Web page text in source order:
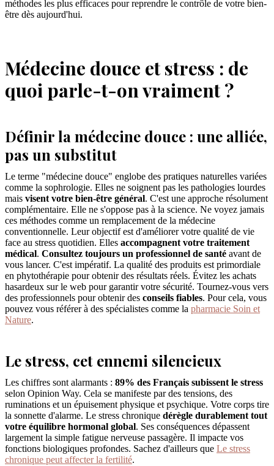
méthodes les plus efficaces pour reprendre le contrôle de votre bien-
être dès aujourd'hui.
Médecine douce et stress : de
quoi parle-t-on vraiment ?
Définir la médecine douce : une alliée,
pas un substitut
Le terme "médecine douce" englobe des pratiques naturelles variées
comme la sophrologie. Elles ne soignent pas les pathologies lourdes
mais visent votre bien-être général. C'est une approche résolument
complémentaire. Elle ne s'oppose pas à la science. Ne voyez jamais
ces méthodes comme un remplacement de la médecine
conventionnelle. Leur objectif est d'améliorer votre qualité de vie
face au stress quotidien. Elles accompagnent votre traitement
médical. Consultez toujours un professionnel de santé avant de
vous lancer. C'est impératif. La qualité des produits est primordiale
en phytothérapie pour obtenir des résultats réels. Évitez les achats
hasardeux sur le web pour garantir votre sécurité. Tournez-vous vers
des professionnels pour obtenir des conseils fiables. Pour cela, vous
pouvez vous référer à des spécialistes comme la pharmacie Soin et
Nature.
Le stress, cet ennemi silencieux
Les chiffres sont alarmants : 89% des Français subissent le stress
selon Opinion Way. Cela se manifeste par des tensions, des
ruminations et un épuisement physique et psychique. Votre corps tire
la sonnette d'alarme. Le stress chronique dérègle durablement tout
votre équilibre hormonal global. Ses conséquences dépassent
largement la simple fatigue nerveuse passagère. Il impacte vos
fonctions biologiques profondes. Sachez d'ailleurs que Le stress
chronique peut affecter la fertilité.